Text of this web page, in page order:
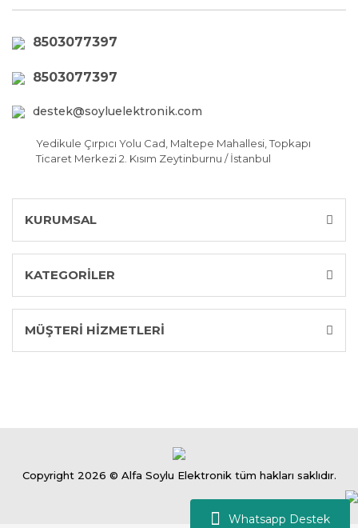
Whatsapp Destek
8503077397
8503077397
destek@soyluelektronik.com
Yedikule Çırpıcı Yolu Cad, Maltepe Mahallesi, Topkapı
Ticaret Merkezi 2. Kısım Zeytinburnu / İstanbul
KURUMSAL
KATEGORİLER
MÜŞTERİ HİZMETLERİ
Copyright 2026 © Alfa Soylu Elektronik tüm hakları saklıdır.